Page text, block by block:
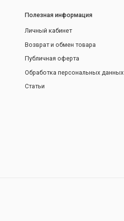
Полезная информация
Личный кабинет
Возврат и обмен товара
Публичная оферта
Обработка персональных данных
Статьи